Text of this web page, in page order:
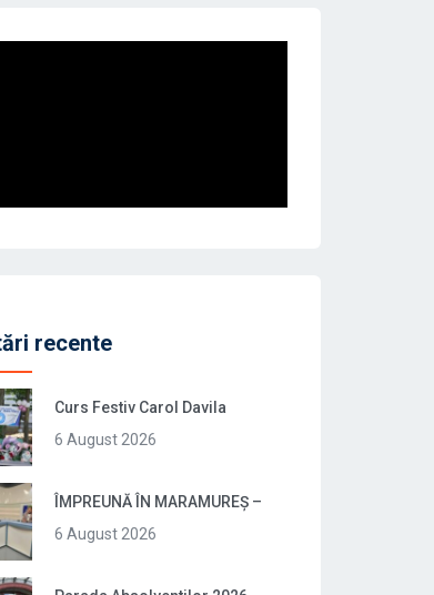
recente
Curs Festiv Carol Davila
6 August 2026
ÎMPREUNĂ ÎN MARAMUREȘ –
6 August 2026